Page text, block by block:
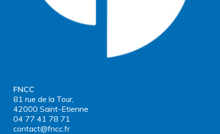
FNCC
81 rue de la Tour,
42000 Saint-Etienne
04 77 41 78 71
contact@fncc.fr